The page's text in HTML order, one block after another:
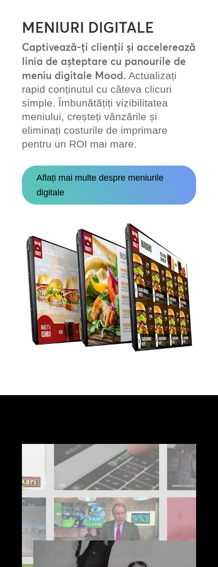
MENIURI DIGITALE
Captivează-ți clienții și accelerează
linia de așteptare cu panourile de
meniu digitale Mood. Actualizați
rapid conținutul cu câteva clicuri
simple. Îmbunătățiți vizibilitatea
meniului, creșteți vânzările și
eliminați costurile de imprimare
pentru un ROI mai mare.
Aflați mai multe despre meniurile
digitale